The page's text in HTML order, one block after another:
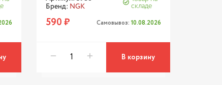
Бренд: NGK
складе
590 ₽ Самовывоз: 10.08.2026
В корзину